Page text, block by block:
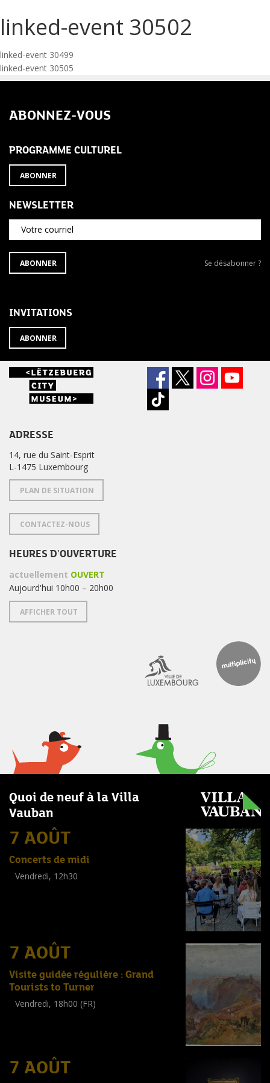
linked-event 30502
Navigation
de
l’article
linked-event 30499
linked-event 30505
ABONNEZ-VOUS
PROGRAMME CULTUREL
ABONNER
NEWSLETTER
Votre courriel
S'ABONNER
À
ABONNER
Se
Se désabonner ?
INVITATIONS
ABONNER
ADRESSE
14, rue du Saint-Esprit
L-1475 Luxembourg
PLAN DE SITUATION
CONTACTEZ-NOUS
HEURES D'OUVERTURE
actuellement OUVERT
Aujourd'hui 10h00 – 20h00
AFFICHER TOUT
Quoi de neuf à la Villa
Vauban
7 AOÛT
Concerts de midi
Vendredi, 12h30
7 AOÛT
Visite guidée régulière : Grand
Tourists to Turner
Vendredi, 18h00 (FR)
7 AOÛT